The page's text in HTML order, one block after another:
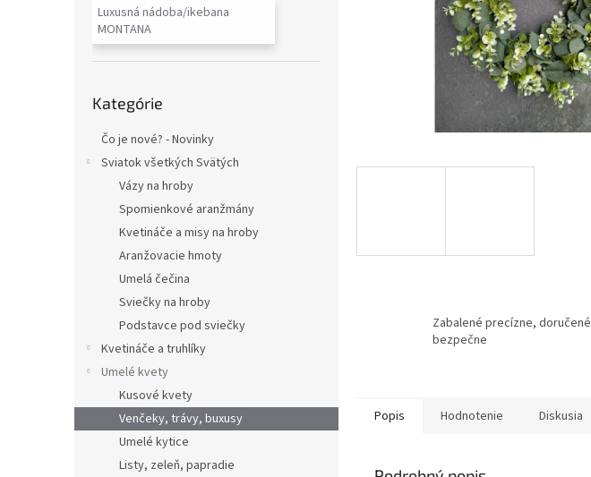
Luxusná nádoba/ikebana
MONTANA
kategórie
Kategórie
Čo je nové? - Novinky
Sviatok všetkých Svätých
Vázy na hroby
Spomienkové aranžmány
Kvetináče a misy na hroby
Aranžovacie hmoty
Umelá čečina
Sviečky na hroby
Podstavce pod sviečky
Kvetináče a truhlíky
Umelé kvety
Kusové kvety
Venčeky, trávy, buxusy
Umelé kytice
Listy, zeleň, papradie
Zabalené precízne, doručené
bezpečne
Popis Hodnotenie Diskusia